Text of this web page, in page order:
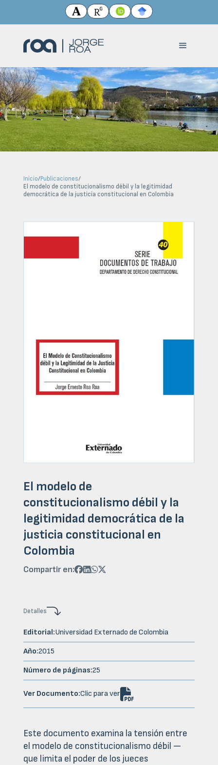
Inicio/Publicaciones/
El modelo de constitucionalismo débil y la legitimidad
democrática de la justicia constitucional en Colombia
El modelo de
constitucionalismo débil y la
legitimidad democrática de la
justicia constitucional en
Colombia
Compartir en:
Detalles
Editorial:Universidad Externado de Colombia
Año:2015
Número de páginas:25
Ver Documento:Clic para ver 
Este documento examina la tensión entre
el modelo de constitucionalismo débil —
que limita el poder de los jueces